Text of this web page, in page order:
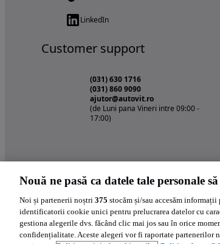
LinkedIn
Customer support
(031) 630 1716
(031) 860 9090
ajutor@autovit.ro
(de Luni pana Vineri intre 09:00 -
17:00)
Nouă ne pasă ca datele tale personale
Noi și partenerii noștri 375 stocăm și/sau accesăm
identificatorii cookie unici pentru prelucrarea datelor cu
gestiona alegerile dvs. făcând clic mai jos sau în orice
confidențialitate. Aceste alegeri vor fi raportate partenerilor